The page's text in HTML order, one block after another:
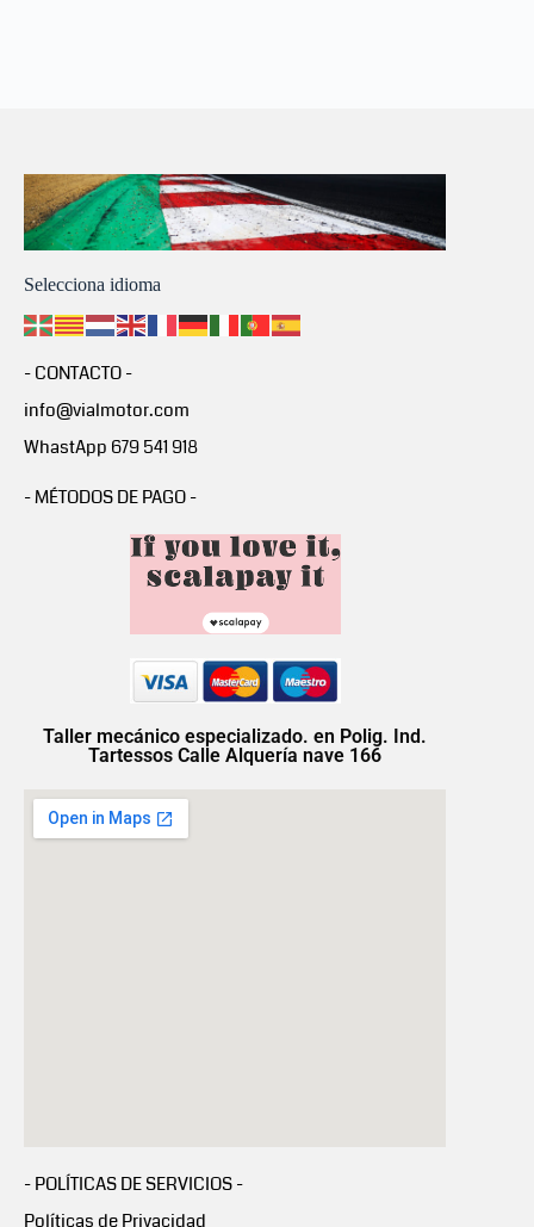
Selecciona idioma
- CONTACTO -
info@vialmotor.com
WhastApp 679 541 918
- MÉTODOS DE PAGO -
Taller mecánico especializado. en Polig. Ind.
Tartessos Calle Alquería nave 166
- POLÍTICAS DE SERVICIOS -
Políticas de Privacidad